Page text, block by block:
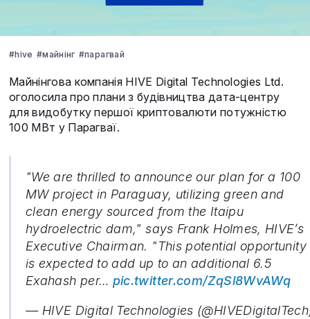
#hive #майнінг #парагвай
Майнінгова компанія HIVE Digital Technologies Ltd.
оголосила про плани з будівництва дата-центру
для видобутку першої криптовалюти потужністю
100 МВт у Парагваї.
"We are thrilled to announce our plan for a 100
MW project in Paraguay, utilizing green and
clean energy sourced from the Itaipu
hydroelectric dam," says Frank Holmes, HIVE’s
Executive Chairman. "This potential opportunity
is expected to add up to an additional 6.5
Exahash per… pic.twitter.com/ZqSl8WvAWq
— HIVE Digital Technologies